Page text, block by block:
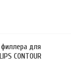
для
CONTOUR